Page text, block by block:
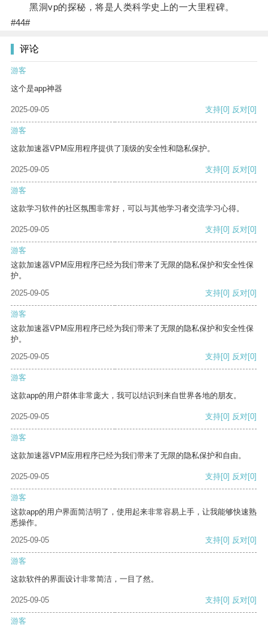
黑洞vp的探秘，将是人类科学史上的一大里程碑。
#44#
评论
游客
这个是app神器
2025-09-05 支持[0] 反对[0]
游客
这款加速器VPM应用程序提供了顶级的安全性和隐私保护。
2025-09-05 支持[0] 反对[0]
游客
这款学习软件的社区氛围非常好，可以与其他学习者交流学习心得。
2025-09-05 支持[0] 反对[0]
游客
这款加速器VPM应用程序已经为我们带来了无限的隐私保护和安全性保
护。
2025-09-05
支持[0] 反对[0]
游客
这款加速器VPM应用程序已经为我们带来了无限的隐私保护和安全性保
护。
2025-09-05
支持[0] 反对[0]
游客
这款app的用户群体非常庞大，我可以结识到来自世界各地的朋友。
2025-09-05 支持[0] 反对[0]
游客
这款加速器VPM应用程序已经为我们带来了无限的隐私保护和自由。
2025-09-05 支持[0] 反对[0]
游客
这款app的用户界面简洁明了，使用起来非常容易上手，让我能够快速熟
悉操作。
2025-09-05
支持[0] 反对[0]
游客
这款软件的界面设计非常简洁，一目了然。
2025-09-05 支持[0] 反对[0]
游客